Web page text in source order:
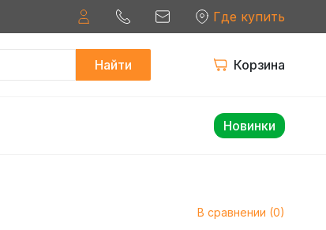
Где купить
Найти Корзина
Новинки
В сравнении (0)